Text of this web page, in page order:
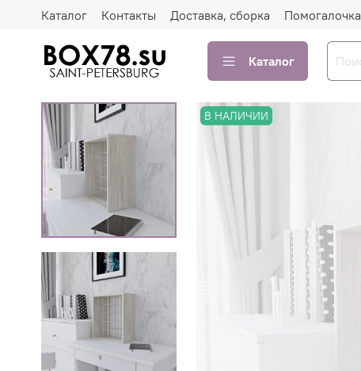
Каталог Контакты Доставка, сборка Помогалочка
Каталог
В НАЛИЧИИ